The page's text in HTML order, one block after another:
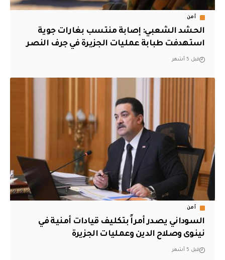
أمن
الحشد الشعبي: إصابة منتسب بغارات جوية
استهدفت طبابة عمليات الجزيرة في جرف النصر
قبل 5 أشهر
أمن
السوداني يصدر أمراً بتكليف قيادات أمنية في
نينوى وصلاح الدين وعمليات الجزيرة
قبل 5 أشهر